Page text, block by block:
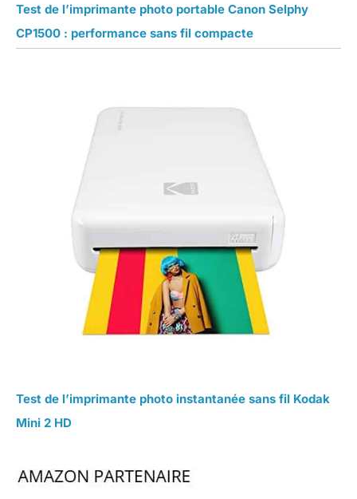
Test de l’imprimante photo portable Canon Selphy
CP1500 : performance sans fil compacte
Test de l’imprimante photo instantanée sans fil Kodak
Mini 2 HD